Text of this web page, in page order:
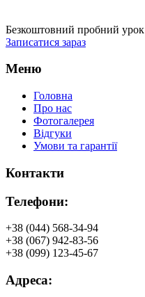
Безкоштовний пробний урок
Записатися зараз
Меню
Головна
Про нас
Фотогалерея
Відгуки
Умови та гарантії
Контакти
Телефони:
+38 (044) 568-34-94
+38 (067) 942-83-56
+38 (099) 123-45-67
Адреса: